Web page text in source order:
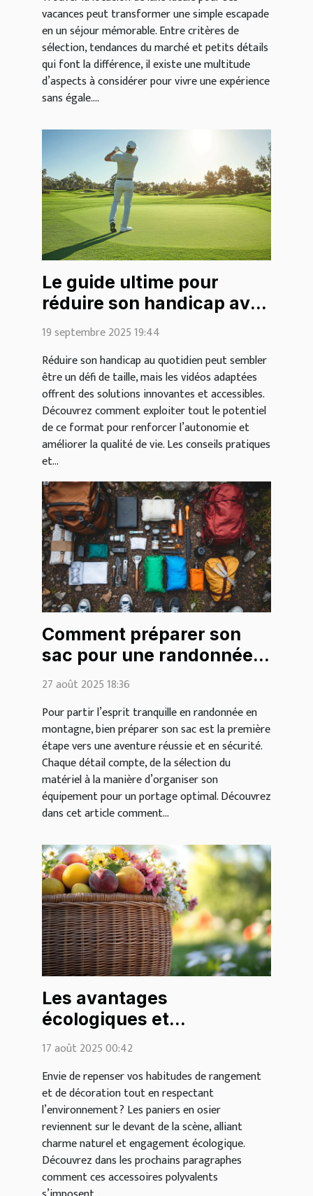
vacances peut transformer une simple escapade
en un séjour mémorable. Entre critères de
sélection, tendances du marché et petits détails
qui font la différence, il existe une multitude
d’aspects à considérer pour vivre une expérience
sans égale....
Le guide ultime pour
réduire son handicap avec
des vidéos
19 septembre 2025 19:44
Réduire son handicap au quotidien peut sembler
être un défi de taille, mais les vidéos adaptées
offrent des solutions innovantes et accessibles.
Découvrez comment exploiter tout le potentiel
de ce format pour renforcer l’autonomie et
améliorer la qualité de vie. Les conseils pratiques
et...
Comment préparer son
sac pour une randonnée
en montagne ?
27 août 2025 18:36
Pour partir l’esprit tranquille en randonnée en
montagne, bien préparer son sac est la première
étape vers une aventure réussie et en sécurité.
Chaque détail compte, de la sélection du
matériel à la manière d’organiser son
équipement pour un portage optimal. Découvrez
dans cet article comment...
Les avantages
écologiques et
esthétiques des paniers
17 août 2025 00:42
Envie de repenser vos habitudes de rangement
et de décoration tout en respectant
l’environnement ? Les paniers en osier
reviennent sur le devant de la scène, alliant
charme naturel et engagement écologique.
Découvrez dans les prochains paragraphes
comment ces accessoires polyvalents